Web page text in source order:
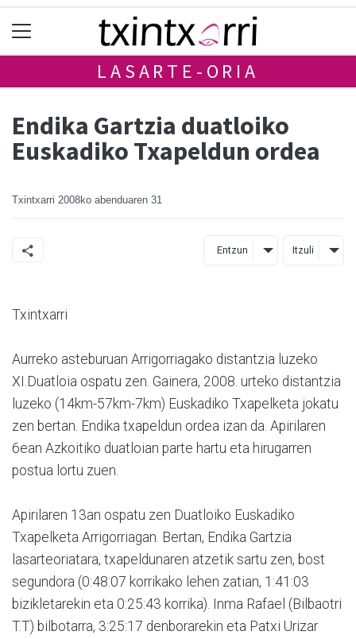
LASARTE-ORIA
Endika Gartzia duatloiko
Euskadiko Txapeldun ordea
Txintxarri 2008ko abenduaren 31
Entzun Itzuli
Txintxarri
Aurreko asteburuan Arrigorriagako distantzia luzeko
XI.Duatloia ospatu zen. Gainera, 2008. urteko distantzia
luzeko (14km-57km-7km) Euskadiko Txapelketa jokatu
zen bertan. Endika txapeldun ordea izan da. Apirilaren
6ean Azkoitiko duatloian parte hartu eta hirugarren
postua lortu zuen.
Apirilaren 13an ospatu zen Duatloiko Euskadiko
Txapelketa Arrigorriagan. Bertan, Endika Gartzia
lasarteoriatara, txapeldunaren atzetik sartu zen, bost
segundora (0:48:07 korrikako lehen zatian, 1:41:03
bizikletarekin eta 0:25:43 korrika). Inma Rafael (Bilbaotri
T.T) bilbotarra, 3:25:17 denborarekin eta Patxi Urizar